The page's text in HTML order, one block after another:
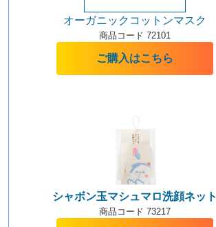
オーガニックコットンマスク
商品コード 72101
ご購入はこちら
シャボン玉マシュマロ洗顔ネット
商品コード 73217